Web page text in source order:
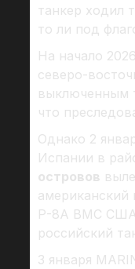
танкер ходил
то ли под
На начало
северо-
выключенным
что
Однако 2
Испании в
островов
американский
Р-8А ВМС
российский
3 января